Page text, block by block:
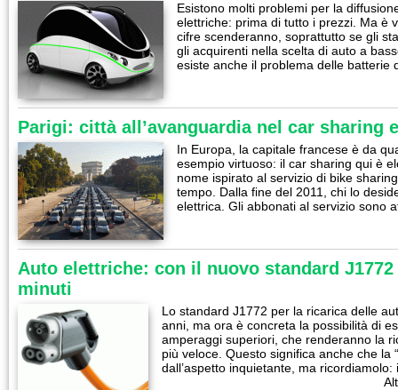
Esistono molti problemi per la
elettriche: prima di tutto i prezzi. Ma è
cifre scenderanno, soprattutto se gli
gli acquirenti nella scelta di auto a
esiste anche il problema delle
Parigi: città all’avanguardia nel car sharing
In Europa, la capitale francese è da
esempio virtuoso: il car sharing qui è
nome ispirato al servizio di bike
tempo. Dalla fine del 2011, chi lo
elettrica. Gli abbonati al servizio sono
Auto elettriche: con il nuovo standard
minuti
Lo standard J1772 per la ricarica delle
anni, ma ora è concreta la possibilità di
amperaggi superiori, che renderanno la
più veloce. Questo significa anche che la
dall’aspetto inquietante, ma